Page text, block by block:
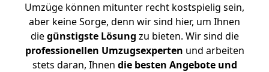
Umzüge können mitunter recht kostspielig sein,
aber keine Sorge, denn wir sind hier, um Ihnen
diegünstigste Lösung zu bieten. Wir sind die
professionellen Umzugsexperten und arbeiten
stets daran, Ihnen die besten Angebote und